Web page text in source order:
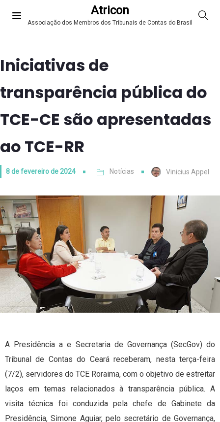
Atricon
Associação dos Membros dos Tribunais de Contas do Brasil
Iniciativas de
transparência pública do
TCE-CE são apresentadas
ao TCE-RR
8 de fevereiro de 2024 Notícias Vinicius Appel
A Presidência a e Secretaria de Governança (SecGov) do
Tribunal de Contas do Ceará receberam, nesta terça-feira
(7/2), servidores do TCE Roraima, com o objetivo de estreitar
laços em temas relacionados à transparência pública. A
visita técnica foi conduzida pela chefe de Gabinete da
Presidência, Simone Aguiar, pelo secretário de Governança,